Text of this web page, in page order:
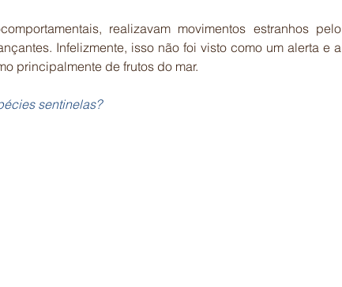
realizavam movimentos estranhos pelo
Infelizmente, isso não foi visto como um alerta e a
principalmente de frutos do mar.
sentinelas?